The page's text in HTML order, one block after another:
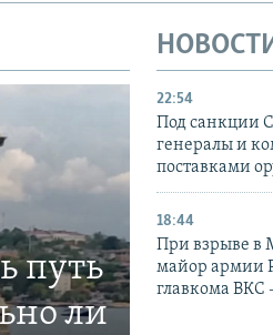
путь
ли
22:54
Под санкции
генералы и
поставками
18:44
При взрыве в
майор армии
главкома ВКС